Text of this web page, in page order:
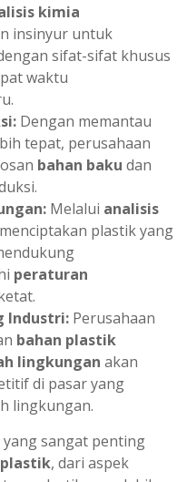
kimia
insinyur untuk
sifat-sifat khusus
waktu
Dengan memantau
tepat, perusahaan
bahan baku dan
Melalui analisis
plastik yang
peraturan
Industri: Perusahaan
bahan plastik
lingkungan akan
di pasar yang
lingkungan.
sangat penting
, dari aspek